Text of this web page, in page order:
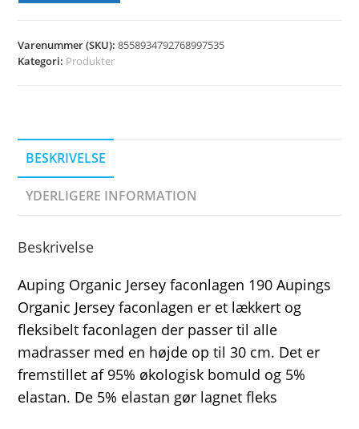
Varenummer (SKU):8558934792768997535
Kategori: Produkter
BESKRIVELSE
YDERLIGERE INFORMATION
Beskrivelse
Auping Organic Jersey faconlagen 190 Aupings
Organic Jersey faconlagen er et lækkert og
fleksibelt faconlagen der passer til alle
madrasser med en højde op til 30 cm. Det er
fremstillet af 95% økologisk bomuld og 5%
elastan. De 5% elastan gør lagnet fleks